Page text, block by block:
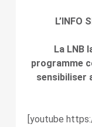
L’INFO
La LNB
programme
sensibiliser
[youtube